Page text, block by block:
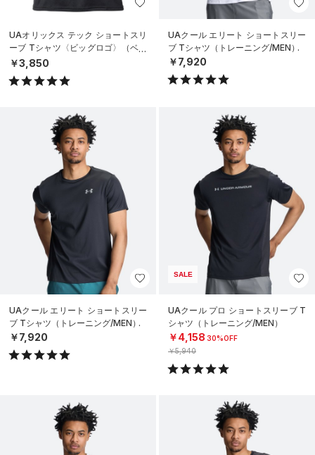
UAオリックス テック ショートスリ
ーブ Tシャツ〈ビッグロゴ〉（ベー
スボール/UNISEX）
￥3,850
UAクール エリート ショートスリー
ブ Tシャツ（トレーニング/MEN）
￥7,920
UAクール エリート ショートスリー
ブ Tシャツ（トレーニング/MEN）
￥7,920
SALE
UAクール プロ ショートスリーブ T
シャツ（トレーニング/MEN）
￥4,158 30%OFF
￥5,940